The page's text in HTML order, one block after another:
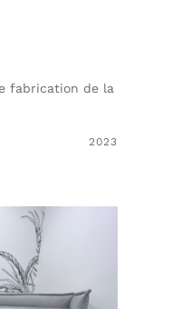
fabrication de la
2023